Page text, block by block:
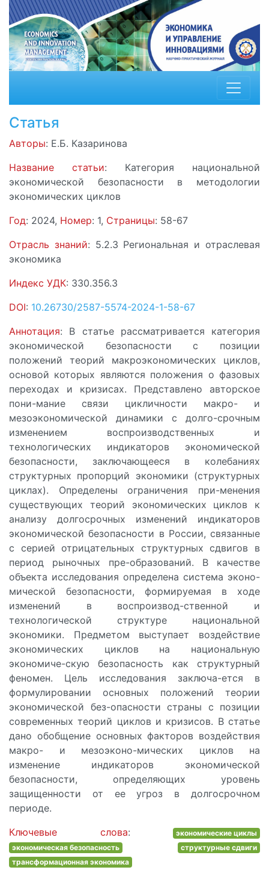
Статья
Авторы: Е.Б. Казаринова
Название статьи: Категория национальной
экономической безопасности в методологии
экономических циклов
Год: 2024, Номер: 1, Страницы: 58-67
Отрасль знаний: 5.2.3 Региональная и отраслевая
экономика
Индекс УДК: 330.356.3
DOI: 10.26730/2587-5574-2024-1-58-67
Аннотация: В статье рассматривается категория
экономической безопасности с позиции
положений теорий макроэкономических циклов,
основой которых являются положения о фазовых
переходах и кризисах. Представлено авторское
пони-мание связи цикличности макро- и
мезоэкономической динамики с долго-срочным
изменением воспроизводственных и
технологических индикаторов экономической
безопасности, заключающееся в колебаниях
структурных пропорций экономики (структурных
циклах). Определены ограничения при-менения
существующих теорий экономических циклов к
анализу долгосрочных изменений индикаторов
экономической безопасности в России, связанные
с серией отрицательных структурных сдвигов в
период рыночных пре-образований. В качестве
объекта исследования определена система эконо-
мической безопасности, формируемая в ходе
изменений в воспроизвод-ственной и
технологической структуре национальной
экономики. Предметом выступает воздействие
экономических циклов на национальную
экономиче-скую безопасность как структурный
феномен. Цель исследования заключа-ется в
формулировании основных положений теории
экономической без-опасности страны с позиции
современных теорий циклов и кризисов. В статье
дано обобщение основных факторов воздействия
макро- и мезоэконо-мических циклов на
изменение индикаторов экономической
безопасности, определяющих уровень
защищенности от ее угроз в долгосрочном
периоде.
Ключевые слова: экономические циклы
экономическая безопасность
структурные сдвиги
трансформационная экономика